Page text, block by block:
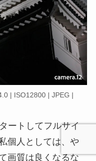
| ISO12800 | JPEG |
ートしてフルサイ
個人としては、や
画質は良くなるな